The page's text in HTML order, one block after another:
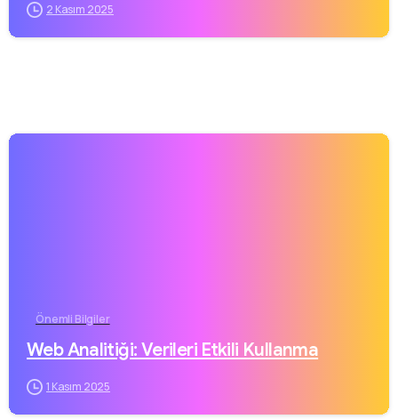
2 Kasım 2025
Önemli Bilgiler
Web Analitiği: Verileri Etkili Kullanma
1 Kasım 2025